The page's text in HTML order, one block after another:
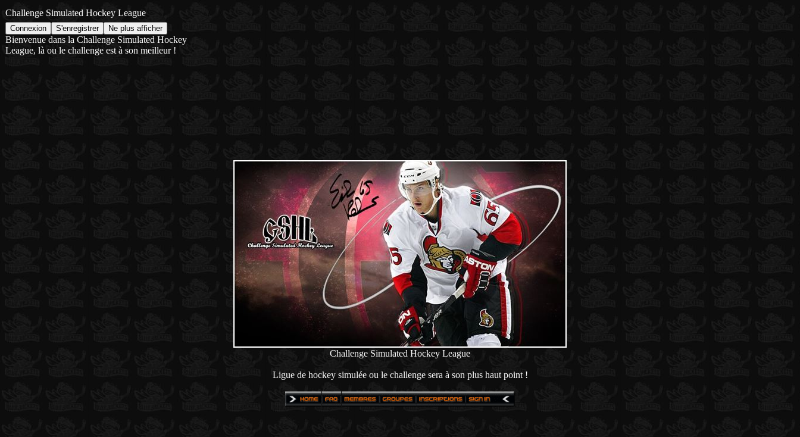
Challenge Simulated Hockey League
Bienvenue dans la Challenge Simulated Hockey
League, là ou le challenge est à son meilleur !
Challenge Simulated Hockey League
Ligue de hockey simulée ou le challenge sera à son plus haut point !